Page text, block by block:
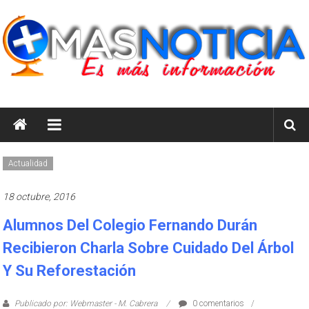
contenido
Es
Información
Actualidad
18 octubre, 2016
Alumnos Del Colegio Fernando Durán
Recibieron Charla Sobre Cuidado Del Árbol
Y Su Reforestación
Publicado por: Webmaster - M. Cabrera
0 comentarios